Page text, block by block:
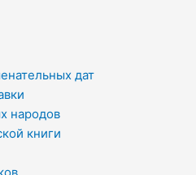
дат
народов
книги